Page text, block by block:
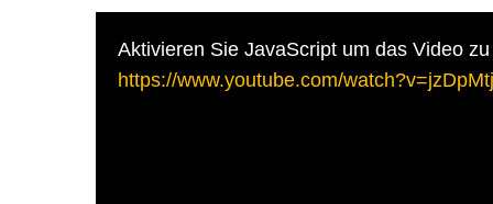
Aktivieren Sie JavaScript um das Video
https://www.youtube.com/